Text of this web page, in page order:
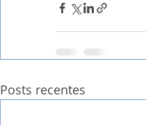
Posts recentes